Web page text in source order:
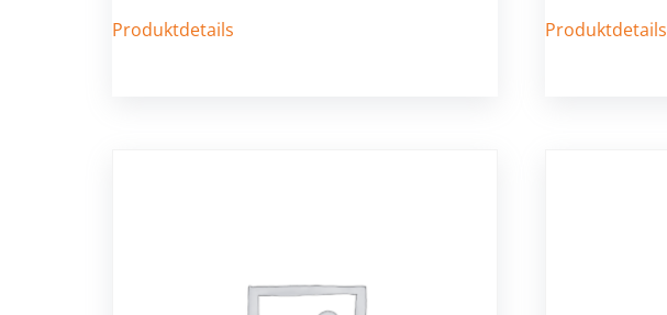
Produktdetails Produktdetails